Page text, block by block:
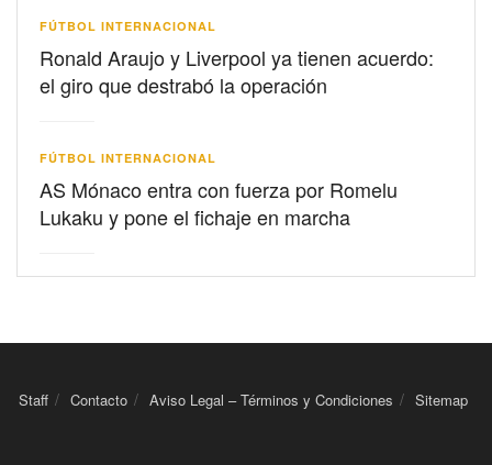
FÚTBOL INTERNACIONAL
Ronald Araujo y Liverpool ya tienen acuerdo:
el giro que destrabó la operación
FÚTBOL INTERNACIONAL
AS Mónaco entra con fuerza por Romelu
Lukaku y pone el fichaje en marcha
Staff Contacto Aviso Legal – Términos y Condiciones Sitemap